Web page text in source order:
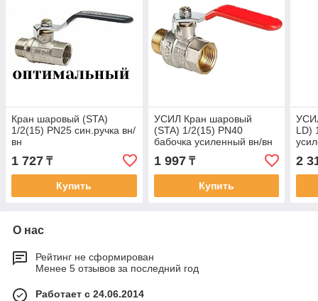
Кран шаровый (STA)
1/2(15) PN25 син.ручка вн/
вн
1 727 ₸
Купить
УСИЛ Кран шаровый
(STA) 1/2(15) PN40
бабочка усиленный вн/вн
1 997₸
Купить
LD)
2
О нас
Рейтинг не сформирован
Менее 5 отзывов за последний год
Работает с 24.06.2014